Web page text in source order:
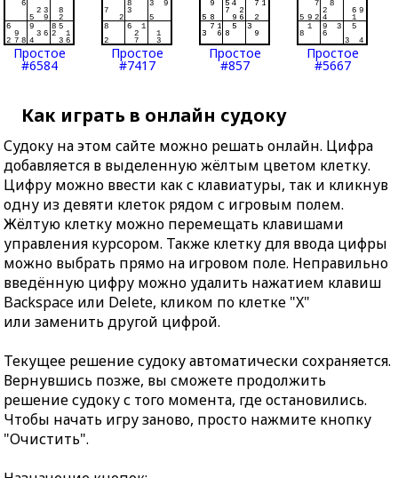
Простое
#6584
Простое
#7417
Простое
#857
Простое
#5667
Как играть в онлайн судоку
Судоку на этом сайте можно решать онлайн. Цифра
добавляется в выделенную жёлтым цветом клетку.
Цифру можно ввести как с клавиатуры, так и кликнув
одну из девяти клеток рядом с игровым полем.
Жёлтую клетку можно перемещать клавишами
управления курсором. Также клетку для ввода цифры
можно выбрать прямо на игровом поле. Неправильно
введённую цифру можно удалить нажатием клавиш
Backspace или Delete, кликом по клетке "X"
или заменить другой цифрой.
Текущее решение судоку автоматически сохраняется.
Вернувшись позже, вы сможете продолжить
решение судоку с того момента, где остановились.
Чтобы начать игру заново, просто нажмите кнопку
"Очистить".